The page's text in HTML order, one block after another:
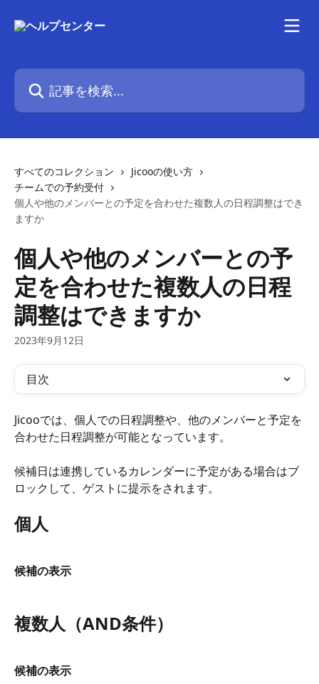
記事を検索...
すべてのコレクション
Jicooの使い方
チームでの予約受付
個人や他のメンバーとの予定を合わせた複数人の日程調整はでき
ますか
個人や他のメンバーとの予
定を合わせた複数人の日程
調整はできますか
2023年9月12日
目次
Jicooでは、個人での日程調整や、他のメンバーと予定を
合わせた日程調整が可能となっています。
候補日は連携しているカレンダーに予定がある場合はブ
ロックして、ゲストに提示をされます。
個人
候補の表示
複数人（AND条件）
候補の表示